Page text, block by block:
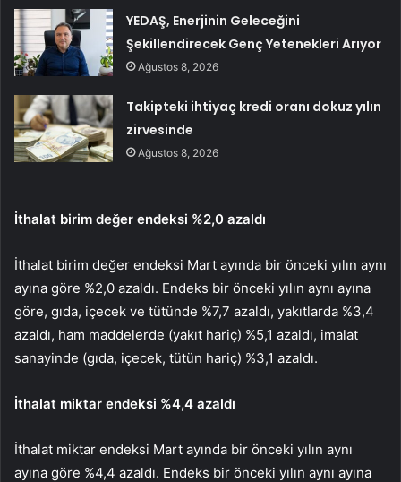
YEDAŞ, Enerjinin Geleceğini
Şekillendirecek Genç Yetenekleri Arıyor
Ağustos 8, 2026
Takipteki ihtiyaç kredi oranı dokuz yılın
zirvesinde
Ağustos 8, 2026
İthalat birim değer endeksi %2,0 azaldı
İthalat birim değer endeksi Mart ayında bir önceki yılın aynı
ayına göre %2,0 azaldı. Endeks bir önceki yılın aynı ayına
göre, gıda, içecek ve tütünde %7,7 azaldı, yakıtlarda %3,4
azaldı, ham maddelerde (yakıt hariç) %5,1 azaldı, imalat
sanayinde (gıda, içecek, tütün hariç) %3,1 azaldı.
İthalat miktar endeksi %4,4 azaldı
İthalat miktar endeksi Mart ayında bir önceki yılın aynı
ayına göre %4,4 azaldı. Endeks bir önceki yılın aynı ayına